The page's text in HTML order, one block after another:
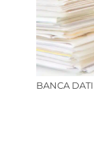
BANCA